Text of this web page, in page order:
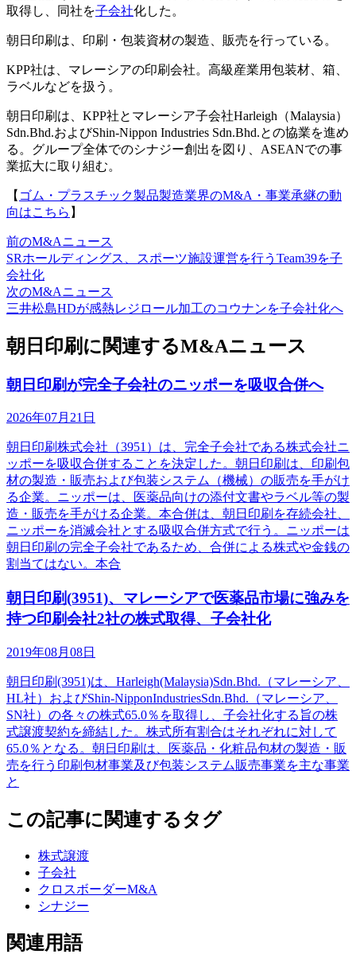
取得し、同社を子会社化した。
朝日印刷は、印刷・包装資材の製造、販売を行っている。
KPP社は、マレーシアの印刷会社。高級産業用包装材、箱、
ラベルなどを扱う。
朝日印刷は、KPP社とマレーシア子会社Harleigh（Malaysia）
Sdn.Bhd.およびShin-Nippon Industries Sdn.Bhd.との協業を進め
る。グループ全体でのシナジー創出を図り、ASEANでの事
業拡大に取り組む。
【 ゴム・プラスチック製品製造業界のM&A・事業承継の動
向はこちら 】
前のM&Aニュース
SRホールディングス、スポーツ施設運営を行うTeam39を子
会社化
次のM&Aニュース
三井松島HDが感熱レジロール加工のコウナンを子会社化へ
朝日印刷に関連するM&Aニュース
朝日印刷が完全子会社のニッポーを吸収合併へ
2026年07月21日
朝日印刷株式会社（3951）は、完全子会社である株式会社ニ
ッポーを吸収合併することを決定した。朝日印刷は、印刷包
材の製造・販売および包装システム（機械）の販売を手がけ
る企業。ニッポーは、医薬品向けの添付文書やラベル等の製
造・販売を手がける企業。本合併は、朝日印刷を存続会社、
ニッポーを消滅会社とする吸収合併方式で行う。ニッポーは
朝日印刷の完全子会社であるため、合併による株式や金銭の
割当てはない。本合
朝日印刷(3951)、マレーシアで医薬品市場に強みを
持つ印刷会社2社の株式取得、子会社化
2019年08月08日
朝日印刷(3951)は、Harleigh(Malaysia)Sdn.Bhd.（マレーシア、
HL社）およびShin-NipponIndustriesSdn.Bhd.（マレーシア、
SN社）の各々の株式65.0％を取得し、子会社化する旨の株
式譲渡契約を締結した。株式所有割合はそれぞれに対して
65.0％となる。朝日印刷は、医薬品・化粧品包材の製造・販
売を行う印刷包材事業及び包装システム販売事業を主な事業
と
この記事に関連するタグ
株式譲渡
子会社
クロスボーダーM&A
シナジー
関連用語